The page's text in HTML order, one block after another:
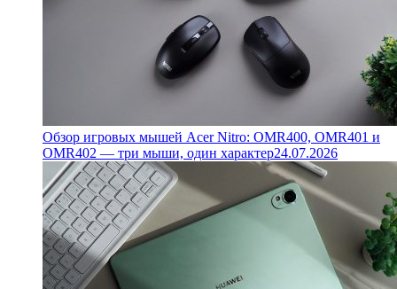
Обзор игровых мышей Acer Nitro: OMR400, OMR401 и
OMR402 — три мыши, один характер24.07.2026